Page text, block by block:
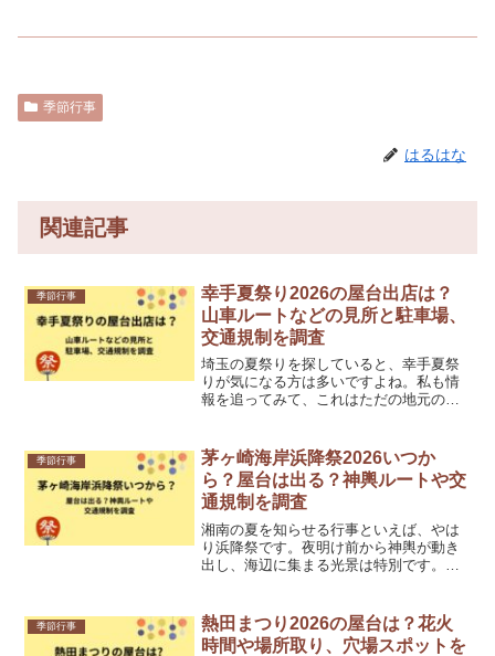
季節行事
はるはな
関連記事
季節行事
幸手夏祭り2026の屋台出店は？
山車ルートなどの見所と駐車場、
交通規制を調査
埼玉の夏祭りを探していると、幸手夏祭
りが気になる方は多いですよね。私も情
報を追ってみて、これはただの地元のお
た。駅前へ駆け上がる山車の迫力は、文
章だけでも胸が高鳴ります。...
季節行事
茅ヶ崎海岸浜降祭2026いつか
ら？屋台は出る？神輿ルートや交
通規制を調査
湘南の夏を知らせる行事といえば、やは
り浜降祭です。夜明け前から神輿が動き
出し、海辺に集まる光景は特別です。私
感じます。ただ、初めて行く人ほど「何
時から？」「屋台はある？...
季節行事
熱田まつり2026の屋台は？花火
時間や場所取り、穴場スポットを